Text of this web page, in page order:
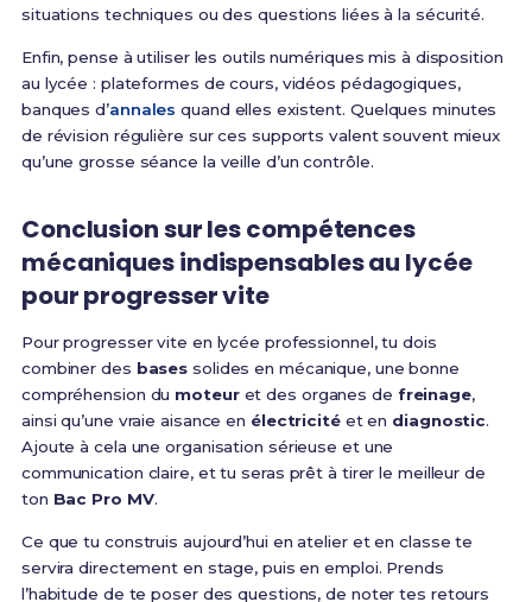
situations techniques ou des questions liées à la sécurité.
Enfin, pense à utiliser les outils numériques mis à disposition
au lycée : plateformes de cours, vidéos pédagogiques,
banques d’annales quand elles existent. Quelques minutes
de révision régulière sur ces supports valent souvent mieux
qu’une grosse séance la veille d’un contrôle.
Conclusion sur les compétences
mécaniques indispensables au lycée
pour progresser vite
Pour progresser vite en lycée professionnel, tu dois
combiner des bases solides en mécanique, une bonne
compréhension du moteuret des organes de freinage,
ainsi qu’une vraie aisance en électricitéet en diagnostic.
Ajoute à cela une organisation sérieuse et une
communication claire, et tu seras prêt à tirer le meilleur de
ton Bac Pro MV.
Ce que tu construis aujourd’hui en atelier et en classe te
servira directement en stage, puis en emploi. Prends
l’habitude de te poser des questions, de noter tes retours